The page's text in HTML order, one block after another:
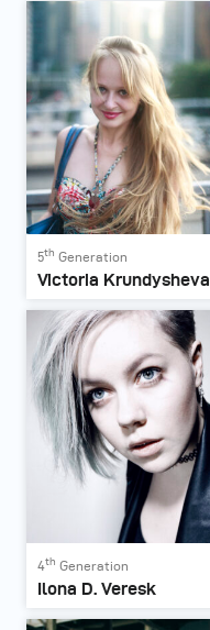
5th Generation
Victoria Krundysheva
4th Generation
Ilona D. Veresk